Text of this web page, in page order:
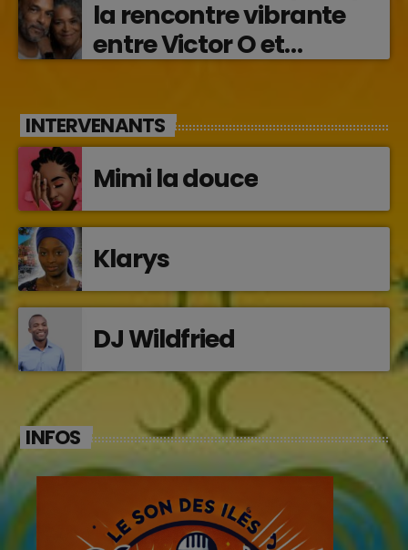
la rencontre vibrante
entre Victor O et
INTERVENANTS
Mimi la douce
Klarys
DJ Wildfried
INFOS